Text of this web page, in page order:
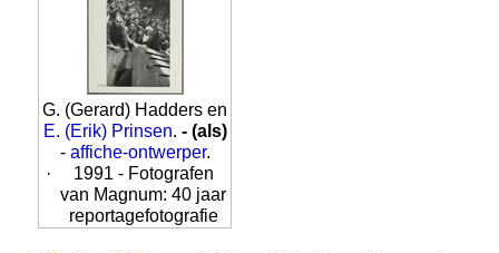
G. (Gerard) Hadders en
E. (Erik) Prinsen. - (als)
- affiche-ontwerper.
·
1991 - Fotografen
van Magnum: 40 jaar
reportagefotografie